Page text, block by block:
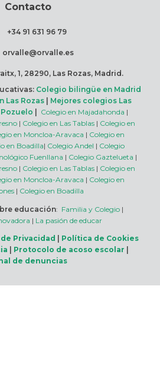
Contacto
+34 91 631 96 79
orvalle@orvalle.es
1, 28290, Las Rozas, Madrid.
Colegio bilingüe en Madrid
Las Rozas | Mejores colegios Las
| Colegio en Majadahonda |
| Colegio en Las Tablas| Colegio en
en Moncloa-Aravaca | Colegio en
en Boadilla| Colegio Andel | Colegio
Fuenllana | Colegio Gaztelueta |
| Colegio en Las Tablas| Colegio en
en Moncloa-Aravaca | Colegio en
| Colegio en Boadilla
educación: Familia y Colegio |
| La pasión de educar
Privacidad | Política de Cookies
| Protocolo de acoso escolar |
de denuncias